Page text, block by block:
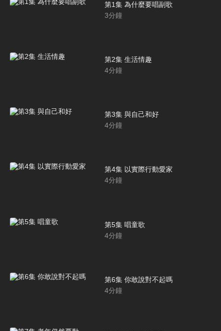
第1集 為什麼要唱副歌
3分鐘
第2集 生活情趣
4分鐘
第3集 與自己和好
4分鐘
第4集 以實際行動愛家
4分鐘
第5集 唱童歌
4分鐘
第6集 你敢說對不起嗎
4分鐘